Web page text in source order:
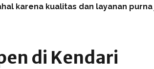
karena kualitas dan layanan
di Kendari